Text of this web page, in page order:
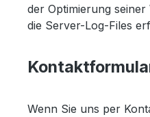
der Optimierung
die Server-Log-Files
Wenn Sie uns per